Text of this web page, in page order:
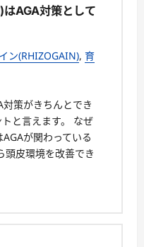
AGA対策として
ン(RHIZOGAIN), 育
策がきちんとでき
と言えます。 なぜ
が関わっている
頭皮環境を改善でき